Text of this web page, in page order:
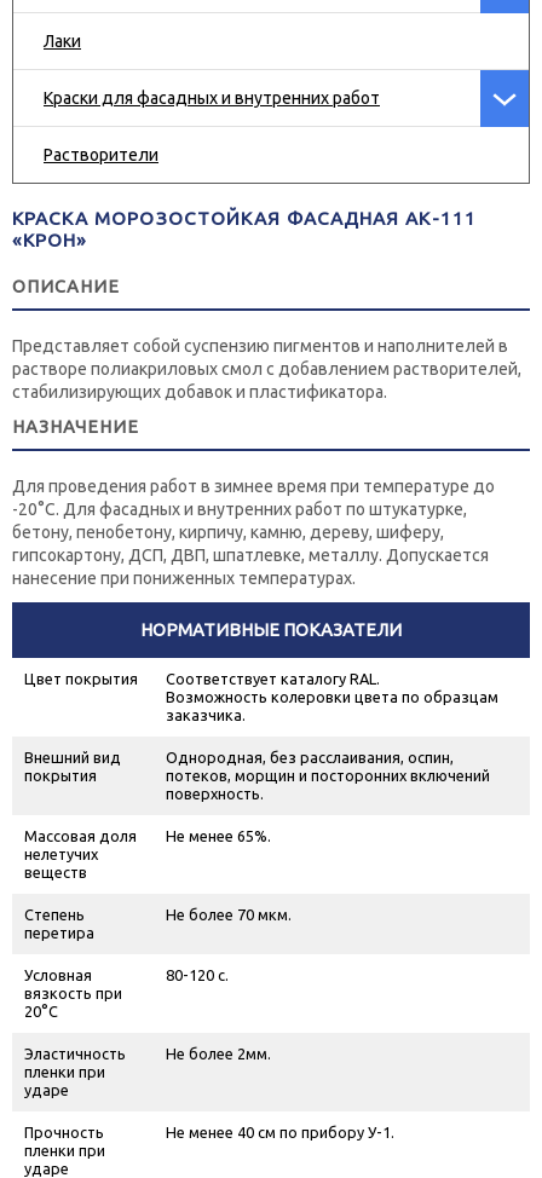
Лаки
Краски для фасадных и внутренних работ
Растворители
КРАСКА МОРОЗОСТОЙКАЯ ФАСАДНАЯ АК-111
«КРОН»
ОПИСАНИЕ
Представляет собой суспензию пигментов и наполнителей в
растворе полиакриловых смол с добавлением растворителей,
стабилизирующих добавок и пластификатора.
НАЗНАЧЕНИЕ
Для проведения работ в зимнее время при температуре до
-20°С. Для фасадных и внутренних работ по штукатурке,
бетону, пенобетону, кирпичу, камню, дереву, шиферу,
гипсокартону, ДСП, ДВП, шпатлевке, металлу. Допускается
нанесение при пониженных температурах.
НОРМАТИВНЫЕ ПОКАЗАТЕЛИ
Цвет покрытия
Соответствует каталогу RAL.
Возможность колеровки цвета по образцам
заказчика.
Внешний вид
покрытия
Однородная, без расслаивания, оспин,
потеков, морщин и посторонних включений
поверхность.
Массовая доля
нелетучих
веществ
Не менее 65%.
Степень
перетира
Не более 70 мкм.
Условная
вязкость при
20°С
80-120 с.
Эластичность
пленки при
ударе
Не более 2мм.
Прочность
пленки при
ударе
Не менее 40 см по прибору У-1.